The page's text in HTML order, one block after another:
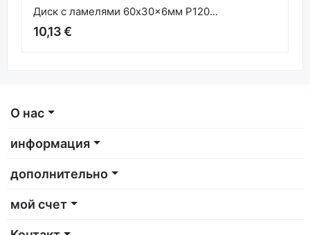
Диск с ламелями 60x30x6мм P120...
10,13 €
О нас
информация
дополнительно
мой счет